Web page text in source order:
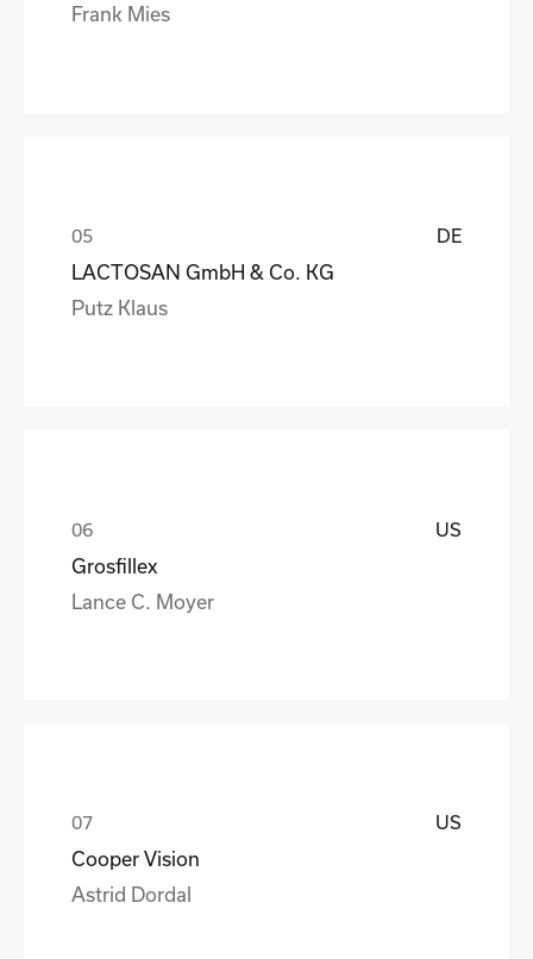
Frank Mies
DE
LACTOSAN GmbH & Co. KG
Putz Klaus
US
Grosfillex
Lance C. Moyer
US
Cooper Vision
Astrid Dordal